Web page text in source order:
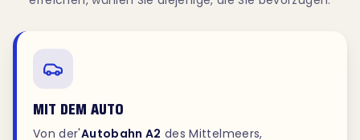
MIT DEM AUTO
Von der'Autobahn A2 des Mittelmeers,